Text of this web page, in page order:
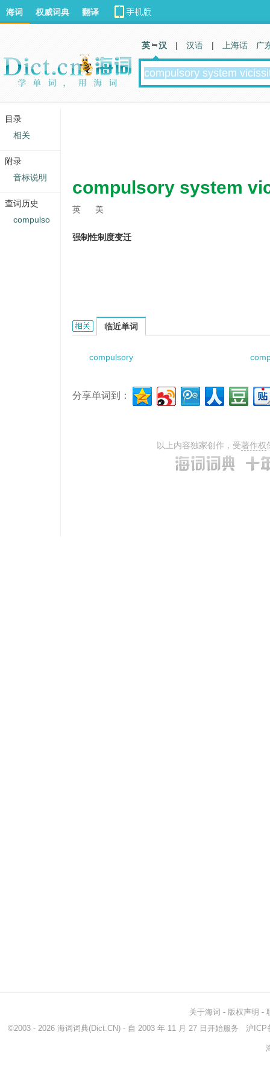
compulsory system
英 美
强制性制度变迁
compulsory system vicissitude的相关资料：
临近单词
compulsory
分享单词到：
以上内容独家创作，受著作权
海词 权威词典 翻译
英 汉 | 汉语 | 上海话 广
关于海词 - 版权声明 -
©2003 - 2026 海词词典(Dict.CN) - 自 2003 年 11 月 27 日开始服务 沪ICP
目录
相关
附录
音标说明
查词历史
compulso